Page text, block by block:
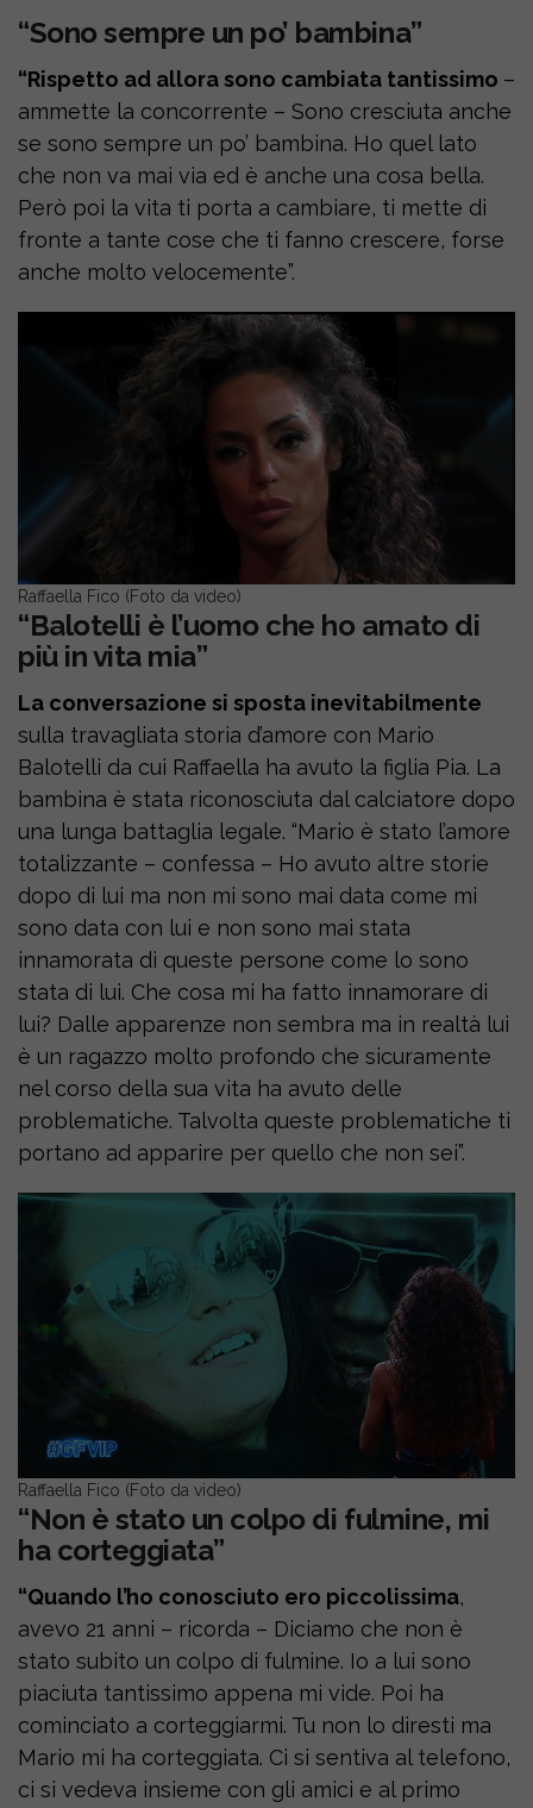
“Sono sempre un po’ bambina”
“Rispetto ad allora sono cambiata tantissimo –
ammette la concorrente – Sono cresciuta anche
se sono sempre un po’ bambina. Ho quel lato
che non va mai via ed è anche una cosa bella.
Però poi la vita ti porta a cambiare, ti mette di
fronte a tante cose che ti fanno crescere, forse
anche molto velocemente”.
Raffaella Fico (Foto da video)
“Balotelli è l’uomo che ho amato di
più in vita mia”
La conversazione si sposta inevitabilmente
sulla travagliata storia d’amore con Mario
Balotelli da cui Raffaella ha avuto la figlia Pia. La
bambina è stata riconosciuta dal calciatore dopo
una lunga battaglia legale. “Mario è stato l’amore
totalizzante – confessa – Ho avuto altre storie
dopo di lui ma non mi sono mai data come mi
sono data con lui e non sono mai stata
innamorata di queste persone come lo sono
stata di lui. Che cosa mi ha fatto innamorare di
lui? Dalle apparenze non sembra ma in realtà lui
è un ragazzo molto profondo che sicuramente
nel corso della sua vita ha avuto delle
problematiche. Talvolta queste problematiche ti
portano ad apparire per quello che non sei”.
Raffaella Fico (Foto da video)
“Non è stato un colpo di fulmine, mi
ha corteggiata”
“Quando l’ho conosciuto ero piccolissima,
avevo 21 anni – ricorda – Diciamo che non è
stato subito un colpo di fulmine. Io a lui sono
piaciuta tantissimo appena mi vide. Poi ha
cominciato a corteggiarmi. Tu non lo diresti ma
Mario mi ha corteggiata. Ci si sentiva al telefono,
ci si vedeva insieme con gli amici e al primo